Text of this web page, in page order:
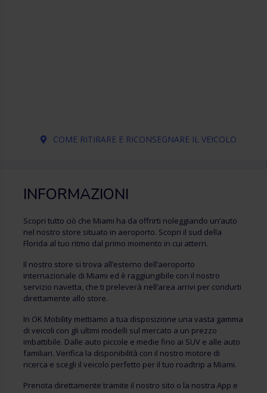
COME RITIRARE E RICONSEGNARE IL VEICOLO
INFORMAZIONI
Scopri tutto ciò che Miami ha da offrirti noleggiando un’auto
nel nostro store situato in aeroporto. Scopri il sud della
Florida al tuo ritmo dal primo momento in cui atterri.
Il nostro store si trova all’esterno dell’aeroporto
internazionale di Miami ed è raggiungibile con il nostro
servizio navetta, che ti preleverà nell’area arrivi per condurti
direttamente allo store.
In OK Mobility mettiamo a tua disposizione una vasta gamma
di veicoli con gli ultimi modelli sul mercato a un prezzo
imbattibile. Dalle auto piccole e medie fino ai SUV e alle auto
familiari. Verifica la disponibilità con il nostro motore di
ricerca e scegli il veicolo perfetto per il tuo roadtrip a Miami.
Prenota direttamente tramite il nostro sito o la nostra App e